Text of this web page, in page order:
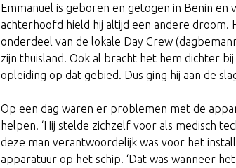
Emmanuel is geboren en getogen in Benin en
achterhoofd hield hij altijd een andere droom.
onderdeel van de lokale Day Crew
zijn thuisland. Ook al bracht het hem dichter
opleiding op dat gebied. Dus ging hij aan de
Op een dag waren er problemen met de
helpen. ‘Hij stelde zichzelf voor als medisch
deze man verantwoordelijk was voor het
apparatuur op het schip. ‘Dat was wanneer